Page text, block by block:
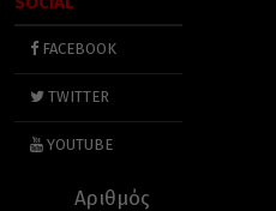
FACEBOOK
TWITTER
YOUTUBE
Αριθμός